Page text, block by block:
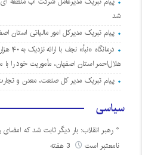
شد
پیام تبریک مدیرکل امور مالیاتی استان
هلال‌احمر استان اصفهان، مأموریت خود را با
پیام تبریک مدیر کل صنعت، معدن و
سیاسی
رهبر انقلاب: بار دیگر ثابت شد که
نامعتبر است
3 هفته